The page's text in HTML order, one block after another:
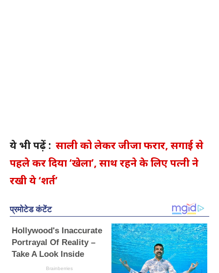
ये भी पढ़ें : साली को लेकर जीजा फरार, सगाई से
पहले कर दिया ‘खेला’, साथ रहने के लिए पत्नी ने
रखी ये ‘शर्त’